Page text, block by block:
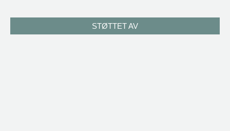
STØTTET AV